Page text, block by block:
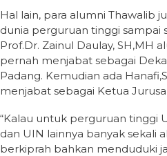
Hal lain, para alumni Thawalib
dunia perguruan tinggi sampai
Prof.Dr. Zainul Daulay, SH,MH
pernah menjabat sebagai
Padang. Kemudian ada
menjabat sebagai Ketua
“Kalau untuk perguruan tinggi
dan UIN lainnya banyak sekali
berkiprah bahkan menduduki